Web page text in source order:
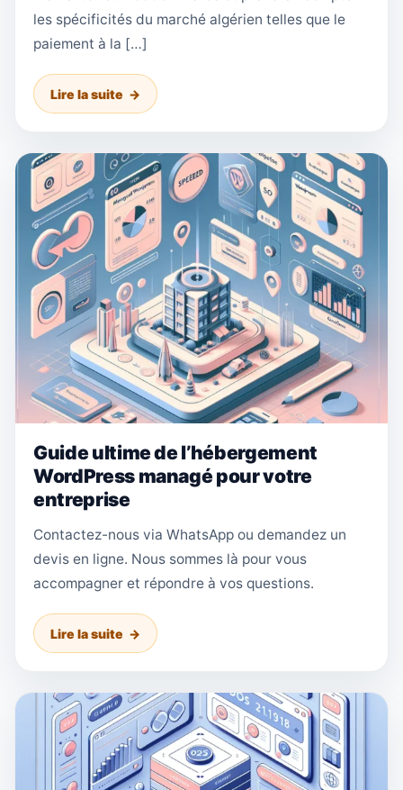
les spécificités du marché algérien telles que le
paiement à la […]
Lire la suite
Guide ultime de l’hébergement
WordPress managé pour votre
entreprise
Contactez-nous via WhatsApp ou demandez un
devis en ligne. Nous sommes là pour vous
accompagner et répondre à vos questions.
Lire la suite